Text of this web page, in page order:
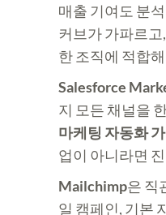
매출 기여도 분
커브가 가파르
한 조직에 적합
Salesforce
지 모든 채널을
마케팅 자동화
업이 아니라면
Mailchimp은 직
일 캠페인, 기본